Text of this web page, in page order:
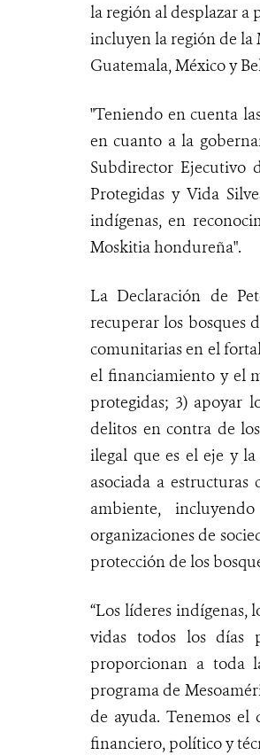
la región al desplazar a
incluyen la región de la
Guatemala, México y
"Teniendo en cuenta
en cuanto a la
Subdirector Ejecutivo
Protegidas y Vida
indígenas, en
Moskitia hondureña".
La Declaración de
recuperar los bosques
comunitarias en el
el financiamiento y el
protegidas; 3) apoyar
delitos en contra de
ilegal que es el eje y
asociada a
ambiente,
organizaciones de
protección de los
“Los líderes indígenas,
vidas todos los días
proporcionan a toda
programa de
de ayuda. Tenemos el
financiero, político y